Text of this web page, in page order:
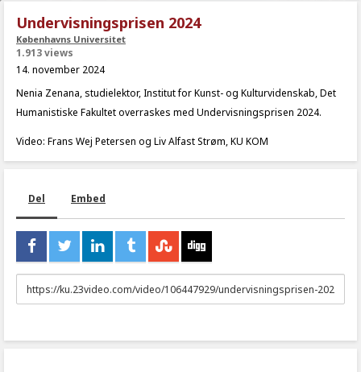
Undervisningsprisen 2024
Københavns Universitet
1.913 views
14. november 2024
Nenia Zenana, studielektor, Institut for Kunst- og Kulturvidenskab, Det
Humanistiske Fakultet overraskes med Undervisningsprisen 2024.
Video: Frans Wej Petersen og Liv Alfast Strøm, KU KOM
Del Embed
URL
to